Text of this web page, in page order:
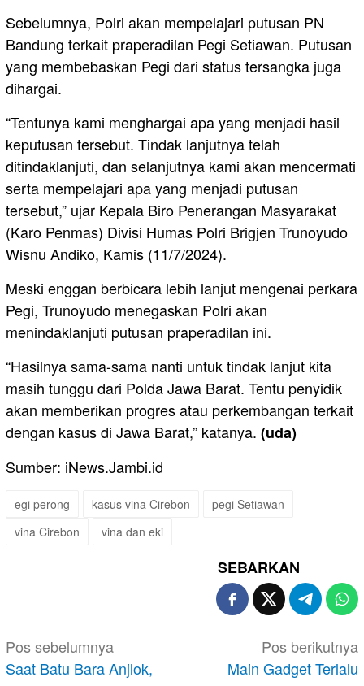
Sebelumnya, Polri akan mempelajari putusan PN
Bandung terkait praperadilan Pegi Setiawan. Putusan
yang membebaskan Pegi dari status tersangka juga
dihargai.
“Tentunya kami menghargai apa yang menjadi hasil
keputusan tersebut. Tindak lanjutnya telah
ditindaklanjuti, dan selanjutnya kami akan mencermati
serta mempelajari apa yang menjadi putusan
tersebut,” ujar Kepala Biro Penerangan Masyarakat
(Karo Penmas) Divisi Humas Polri Brigjen Trunoyudo
Wisnu Andiko, Kamis (11/7/2024).
Meski enggan berbicara lebih lanjut mengenai perkara
Pegi, Trunoyudo menegaskan Polri akan
menindaklanjuti putusan praperadilan ini.
“Hasilnya sama-sama nanti untuk tindak lanjut kita
masih tunggu dari Polda Jawa Barat. Tentu penyidik
akan memberikan progres atau perkembangan terkait
dengan kasus di Jawa Barat,” katanya. (uda)
Sumber: iNews.Jambi.id
egi perong kasus vina Cirebon
pegi Setiawan
vina Cirebon
vina dan eki
SEBARKAN
Navigasi
pos
Pos sebelumnya
Saat Batu Bara Anjlok,
Pos berikutnya
Main Gadget Terlalu